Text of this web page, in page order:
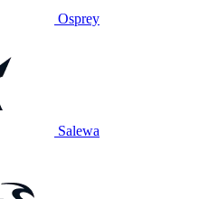
Osprey
Salewa